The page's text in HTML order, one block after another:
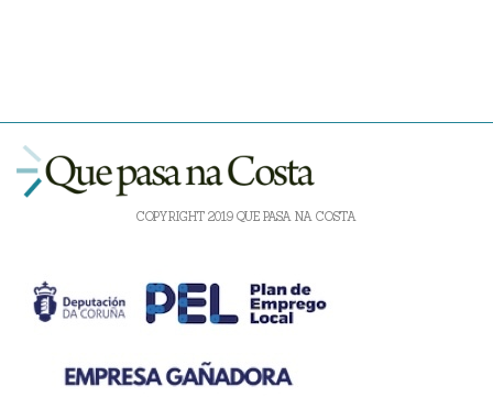
COPYRIGHT 2019 QUE PASA NA COSTA